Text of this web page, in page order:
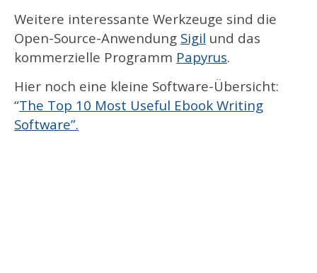
Weitere interessante Werkzeuge sind die
Open-Source-Anwendung Sigil und das
kommerzielle Programm Papyrus.
Hier noch eine kleine Software-Übersicht:
“The Top 10 Most Useful Ebook Writing
Software”.